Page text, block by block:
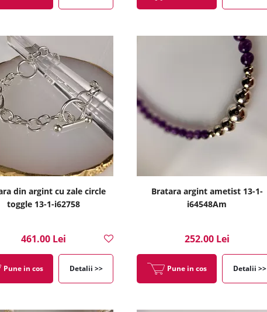
din argint cu zale circle
toggle 13-1-i62758
461.00 Lei
Pune in cos Detalii >>
Bratara argint ametist 13-1-
i64548Am
252.00 Lei
Pune in cos Detalii >>